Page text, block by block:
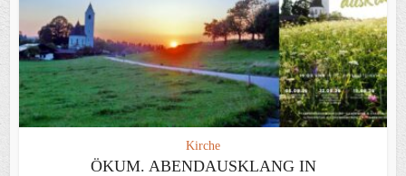
Kirche
ÖKUM. ABENDAUSKLANG IN